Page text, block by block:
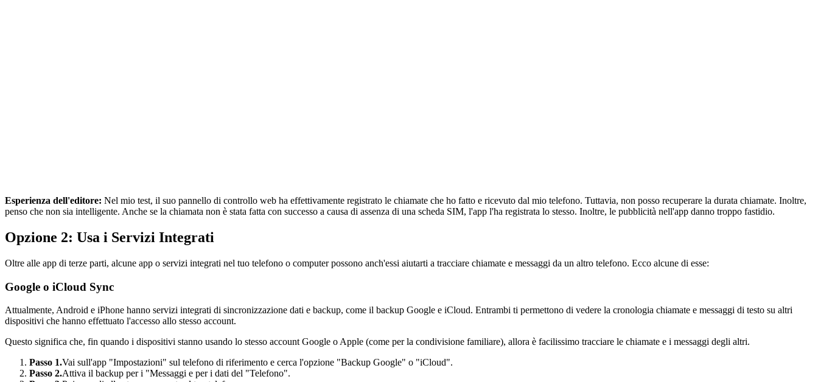
Esperienza dell'editore: Nel mio test, il suo pannello di controllo web ha effettivamente registrato le chiamate che ho fatto e ricevuto dal mio telefono. Tuttavia, non posso recuperare la durata chiamate. Inoltre,
penso che non sia intelligente. Anche se la chiamata non è stata fatta con successo a causa di assenza di una scheda SIM, l'app l'ha registrata lo stesso. Inoltre, le pubblicità nell'app danno troppo fastidio.
Opzione 2: Usa i Servizi Integrati
Oltre alle app di terze parti, alcune app o servizi integrati nel tuo telefono o computer possono anch'essi aiutarti a tracciare chiamate e messaggi da un altro telefono. Ecco alcune di esse:
Google o iCloud Sync
Attualmente, Android e iPhone hanno servizi integrati di sincronizzazione dati e backup, come il backup Google e iCloud. Entrambi ti permettono di vedere la cronologia chiamate e messaggi di testo su altri
dispositivi che hanno effettuato l'accesso allo stesso account.
Questo significa che, fin quando i dispositivi stanno usando lo stesso account Google o Apple (come per la condivisione familiare), allora è facilissimo tracciare le chiamate e i messaggi degli altri.
Passo 1.Vai sull'app "Impostazioni" sul telefono di riferimento e cerca l'opzione "Backup Google" o "iCloud".
Passo 2.Attiva il backup per i "Messaggi e per i dati del "Telefono".